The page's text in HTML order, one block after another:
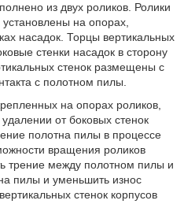
из двух роликов. Ролики
на опорах,
насадок. Торцы вертикальных
стенки насадок в сторону
стенок размещены с
с полотном пилы.
на опорах роликов,
от боковых стенок
полотна пилы в процессе
вращения роликов
трение между полотном пилы и
пилы и уменьшить износ
стенок корпусов